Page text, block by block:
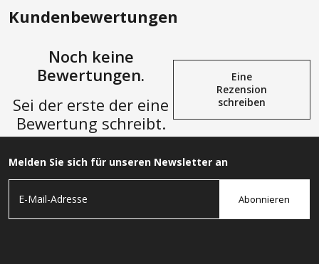
Kundenbewertungen
Noch keine
Bewertungen.
Sei der erste der eine
Bewertung schreibt.
Eine
Rezension
schreiben
Melden Sie sich für unseren Newsletter an
Abonnieren